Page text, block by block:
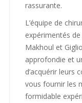
rassurante.
L’équipe de
expérimentés
Makhoul et
approfondie et
d’acquérir leurs
vous fournir les
formidable